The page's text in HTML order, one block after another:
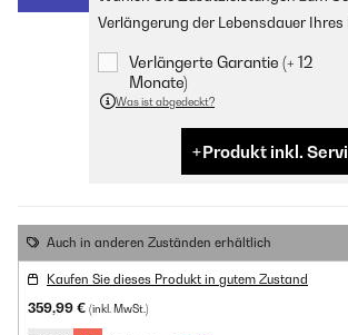
Verlängerung der Lebensdauer Ihres
Verlängerte Garantie (+ 12
Monate)
Was ist abgedeckt?
Produkt inkl.
Auch in anderen Zuständen erhältlich
Kaufen Sie dieses Produkt in gutem Zustand
359,99 € (inkl. MwSt.)